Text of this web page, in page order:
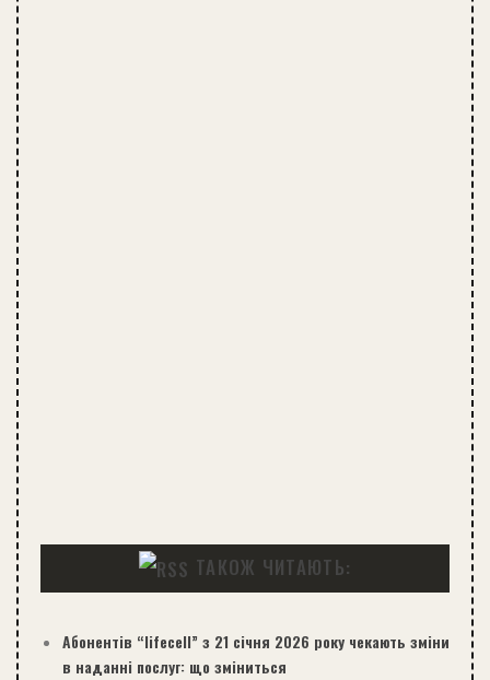
ТАКОЖ ЧИТАЮТЬ:
Абонентів “lifecell” з 21 січня 2026 року чекають зміни
в наданні послуг: що зміниться